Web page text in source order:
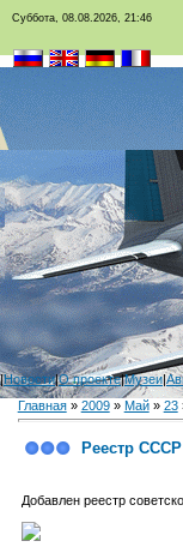
Суббота, 08.08.2026, 21:46
|Новости|О проекте|Музеи|
Главная» 2009 » Май » 23
Реестр
Добавлен реестр